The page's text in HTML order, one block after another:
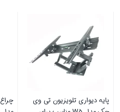
پایه دیواری تلویزیون تی وی